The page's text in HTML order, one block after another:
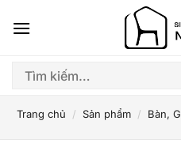
qua
dung
Tìm
Trang chủ / Sản phẩm / Bàn,